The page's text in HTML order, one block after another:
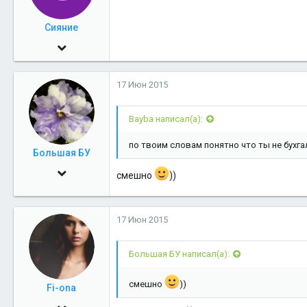
Сияние
27 Ноя 2006
16,745
38
Большая БУ
30 Май 2009
тут
17 Июн 2015
Bayba написал(а):
по твоим словам понятно что ты не
смешно ))
Fi-ona
7 Янв 2010
17 Июн 2015
Большая БУ написал(а):
смешно ))